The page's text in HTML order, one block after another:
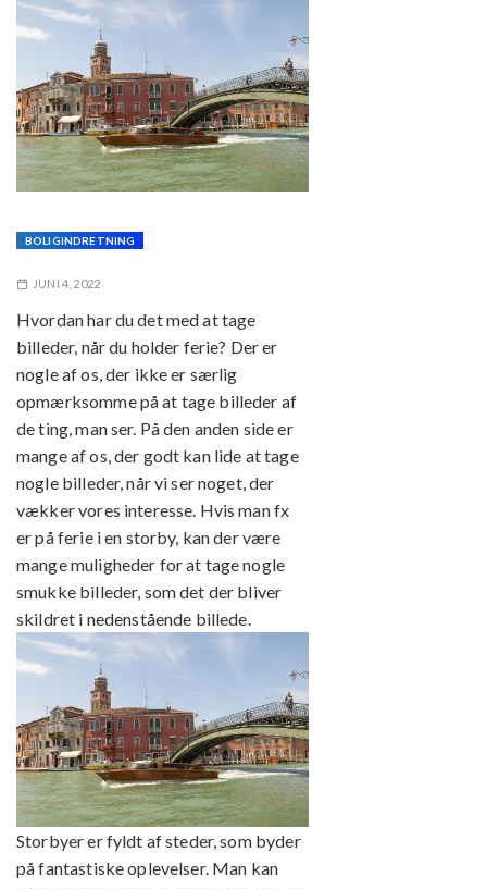
BOLIGINDRETNING
JUNI 4, 2022
Hvordan har du det med at tage
billeder, når du holder ferie? Der er
nogle af os, der ikke er særlig
opmærksomme på at tage billeder af
de ting, man ser. På den anden side er
mange af os, der godt kan lide at tage
nogle billeder, når vi ser noget, der
vækker vores interesse. Hvis man fx
er på ferie i en storby, kan der være
mange muligheder for at tage nogle
smukke billeder, som det der bliver
skildret i nedenstående billede.
Storbyer er fyldt af steder, som byder
på fantastiske oplevelser. Man kan